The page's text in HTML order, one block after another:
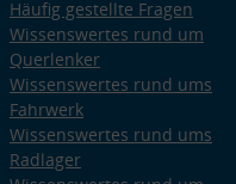
Häufig gestellte Fragen
Wissenswertes rund um
Querlenker
Wissenswertes rund ums
Fahrwerk
Wissenswertes rund ums
Radlager